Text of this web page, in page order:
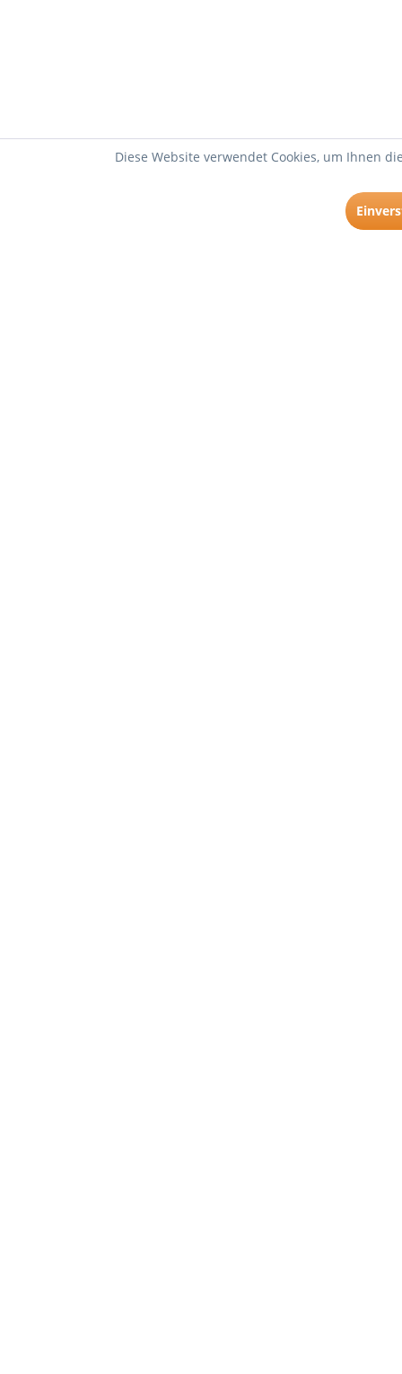
Diese Website verwendet Cookies, um Ihnen